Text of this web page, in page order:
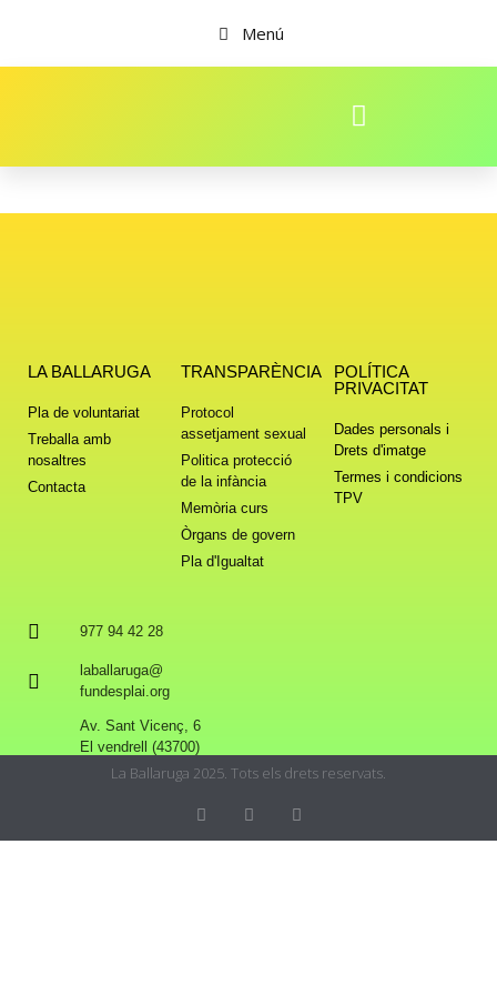
Menú
LA BALLARUGA
Pla de voluntariat
Treballa amb
nosaltres
Contacta
TRANSPARÈNCIA
Protocol
assetjament sexual
Politica protecció
de la infància
Memòria curs
Òrgans de govern
Pla d'Igualtat
POLÍTICA
PRIVACITAT
Dades personals i
Drets d'imatge
Termes i condicions
TPV
977 94 42 28
laballaruga@
fundesplai.org
Av. Sant Vicenç, 6
El vendrell (43700)
La Ballaruga 2025. Tots els drets reservats.